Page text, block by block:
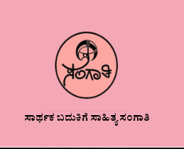
ಸಾರ್ಥಕ ಬದುಕಿಗೆ ಸಾಹಿತ್ಯ ಸಂಗಾತಿ